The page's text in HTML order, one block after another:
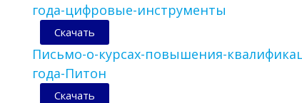
года-цифровые-инструменты
Скачать
Письмо-о-курсах-повышения-
года-Питон
Скачать